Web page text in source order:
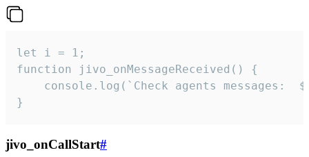
let i = 1;
function jivo_onMessageReceived() {
}
jivo_onCallStart#